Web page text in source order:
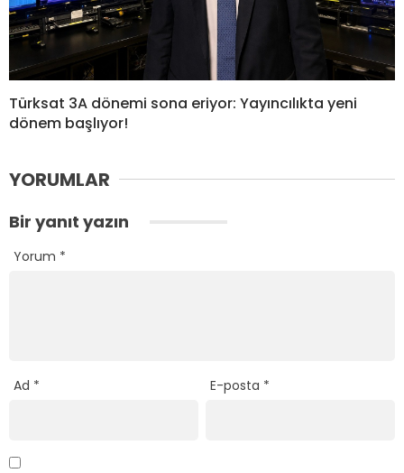
Türksat 3A dönemi sona eriyor: Yayıncılıkta yeni
dönem başlıyor!
YORUMLAR
Bir yanıt yazın
Yorum *
Ad * E-posta *